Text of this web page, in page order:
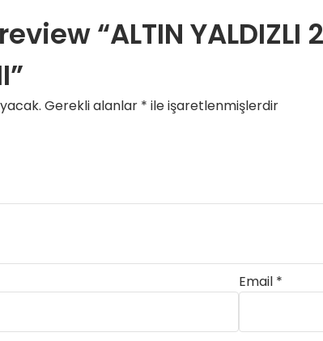
“ALTIN YALDIZLI
Gerekli alanlar * ile işaretlenmişlerdir
Email *